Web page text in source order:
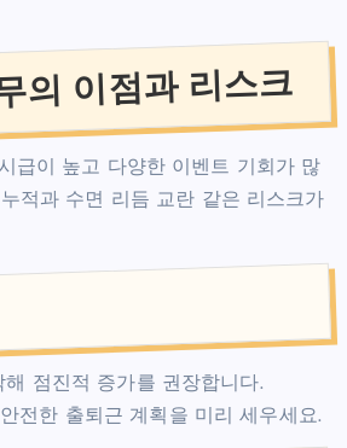
의 이점과 리스크
급이 높고 다양한 이벤트 기회가 많
적과 수면 리듬 교란 같은 리스크가
해 점진적 증가를 권장합니다.
전한 출퇴근 계획을 미리 세우세요.